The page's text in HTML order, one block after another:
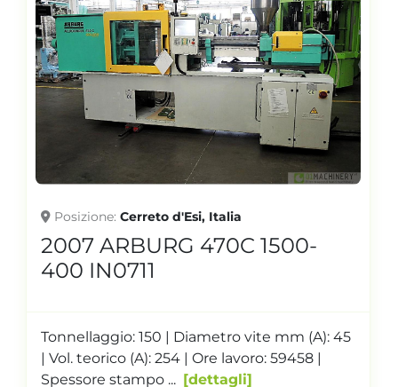
Posizione Cerreto d'Esi, Italia
2007 ARBURG 470C 1500-
400 IN0711
Tonnellaggio: 150 | Diametro vite mm (A): 45
| Vol. teorico (A): 254 | Ore lavoro: 59458 |
Spessore stampo ...
dettagli